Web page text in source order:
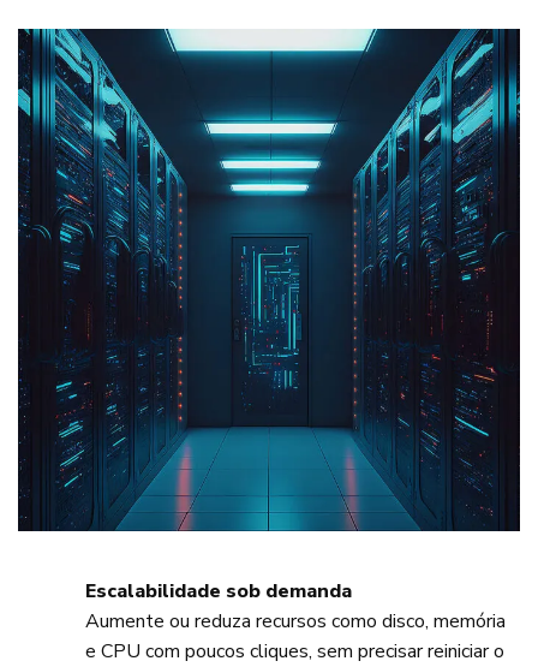
Escalabilidade sob demanda
Aumente ou reduza recursos como disco, memória
e CPU com poucos cliques, sem precisar reiniciar o